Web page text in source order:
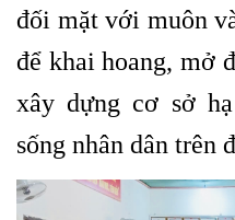
đối mặt với muôn
để khai hoang, mở
xây dựng cơ sở
sống nhân dân trên